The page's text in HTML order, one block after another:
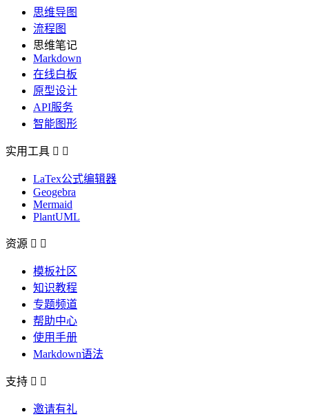
思维导图
流程图
思维笔记
Markdown
在线白板
原型设计
API服务
智能图形
实用工具  
LaTex公式编辑器
Geogebra
Mermaid
PlantUML
资源  
模板社区
知识教程
专题频道
帮助中心
使用手册
Markdown语法
支持  
邀请有礼